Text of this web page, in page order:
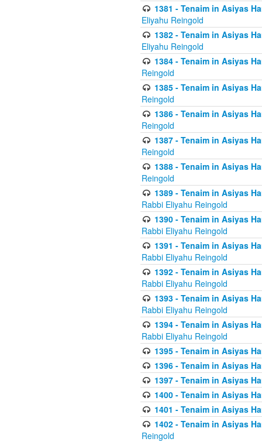
1381 - Tenaim in Asiyas
Eliyahu Reingold
1382 - Tenaim in Asiyas
Eliyahu Reingold
1384 - Tenaim in Asiyas
Reingold
1385 - Tenaim in Asiyas
Reingold
1386 - Tenaim in Asiyas
Reingold
1387 - Tenaim in Asiyas
Reingold
1388 - Tenaim in Asiyas
Reingold
1389 - Tenaim in Asiyas
Rabbi Eliyahu Reingold
1390 - Tenaim in Asiyas
Rabbi Eliyahu Reingold
1391 - Tenaim in Asiyas
Rabbi Eliyahu Reingold
1392 - Tenaim in Asiyas
Rabbi Eliyahu Reingold
1393 - Tenaim in Asiyas
Rabbi Eliyahu Reingold
1394 - Tenaim in Asiyas
Rabbi Eliyahu Reingold
1395 - Tenaim in Asiyas
1396 - Tenaim in Asiyas
1397 - Tenaim in Asiyas
1400 - Tenaim in Asiyas
1401 - Tenaim in Asiyas
1402 - Tenaim in Asiyas
Reingold